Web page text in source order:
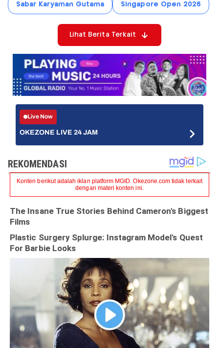
Sabar Karyaman Gutama Singapore Open 2026
Lihat Berita Terkait
Live Now
OKEZONE LIVE 24 JAM